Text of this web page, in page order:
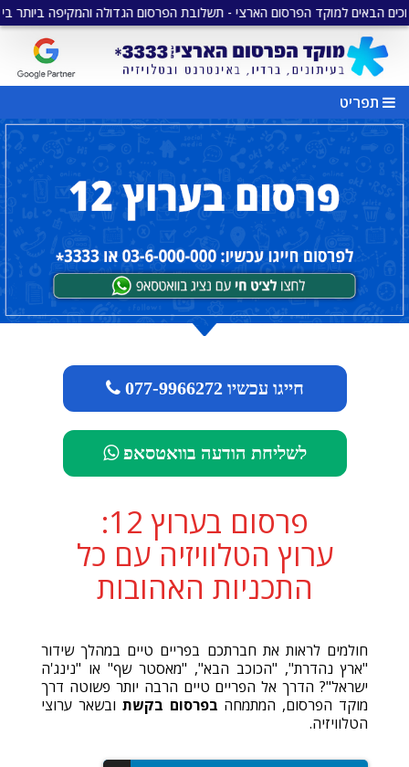
למוקד הפרסום הארצי - תשלובת הפרסום הגדולה והמקיפה ביותר בישראל •
תפריט
חייגו עכשיו 077-9966272
לשליחת הודעה בוואטסאפ
פרסום בערוץ 12:
ערוץ הטלוויזיה עם כל
התכניות האהובות
חולמים לראות את חברתכם בפריים טיים במהלך שידור
"ארץ נהדרת", "הכוכב הבא", "מאסטר שף" או "נינג'ה
ישראל"? הדרך אל הפריים טיים הרבה יותר פשוטה דרך
מוקד הפרסום, המתמחה בפרסום בקשת ובשאר ערוצי
הטלוויזיה.